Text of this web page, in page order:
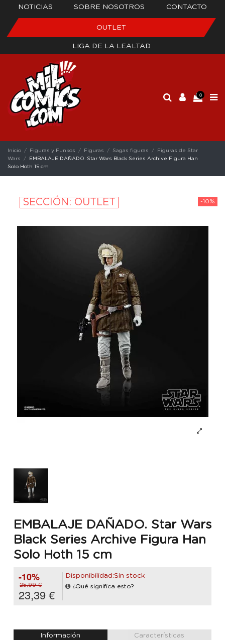
NOTICIAS SOBRE NOSOTROS CONTACTO
OUTLET
LIGA DE LA LEALTAD
0
Inicio Figuras y Funkos Figuras Sagas figuras
Figuras de Star
Wars
EMBALAJE DAÑADO. Star Wars Black Series Archive Figura Han
Solo Hoth 15 cm
-10%
SECCIÓN: OUTLET
EMBALAJE DAÑADO. Star Wars
Black Series Archive Figura Han
Solo Hoth 15 cm
-10%
25,99 €
23,39 €
Disponibilidad:Sin stock
¿Qué significa esto?
Información Características